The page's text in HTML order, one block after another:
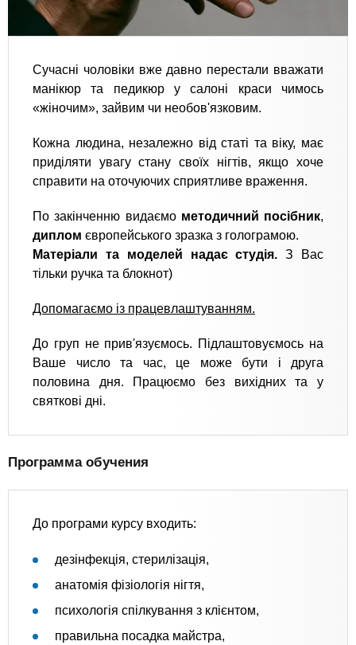
Сучасні чоловіки вже давно перестали вважати
манікюр та педикюр у салоні краси чимось
«жіночим», зайвим чи необов'язковим.
Кожна людина, незалежно від статі та віку, має
приділяти увагу стану своїх нігтів, якщо хоче
справити на оточуючих сприятливе враження.
По закінченню видаємо методичний посібник,
диплом європейського зразка з голограмою.
Матеріали та моделей надає студія. З Вас
тільки ручка та блокнот)
Допомагаємо із працевлаштуванням.
До груп не прив'язуємось. Підлаштовуємось на
Ваше число та час, це може бути і друга
половина дня. Працюємо без вихідних та у
святкові дні.
Программа обучения
До програми курсу входить:
дезінфекція, стерилізація,
анатомія фізіологія нігтя,
психологія спілкування з клієнтом,
правильна посадка майстра,